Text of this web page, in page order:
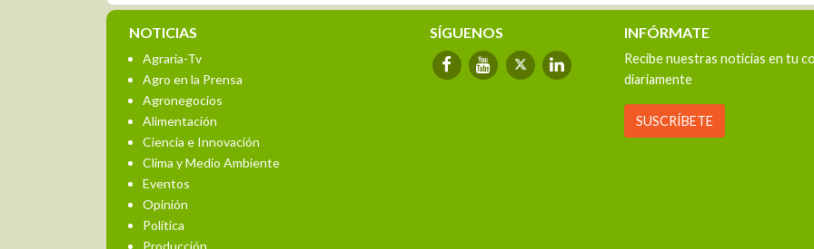
NOTICIAS
Agraria-Tv
Agro en la Prensa
Agronegocios
Alimentación
Ciencia e Innovación
Clima y Medio Ambiente
Eventos
Opinión
Política
Producción
SÍGUENOS INFÓRMATE
Recibe nuestras noticias en tu
diariamente
SUSCRÍBETE